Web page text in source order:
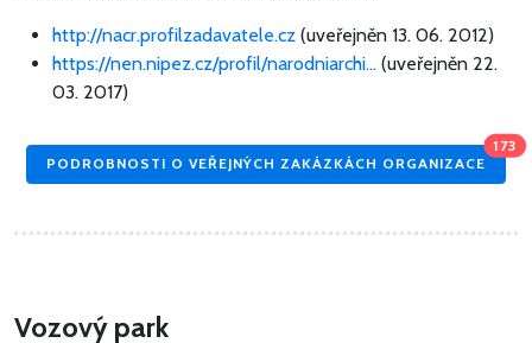
http://nacr.profilzadavatele.cz (uveřejněn 13. 06. 2012)
https://nen.nipez.cz/profil/narodniarchi... (uveřejněn 22.
03. 2017)
PODROBNOSTI O VEŘEJNÝCH ZAKÁZKÁCH ORGANIZACE
173
Vozový park